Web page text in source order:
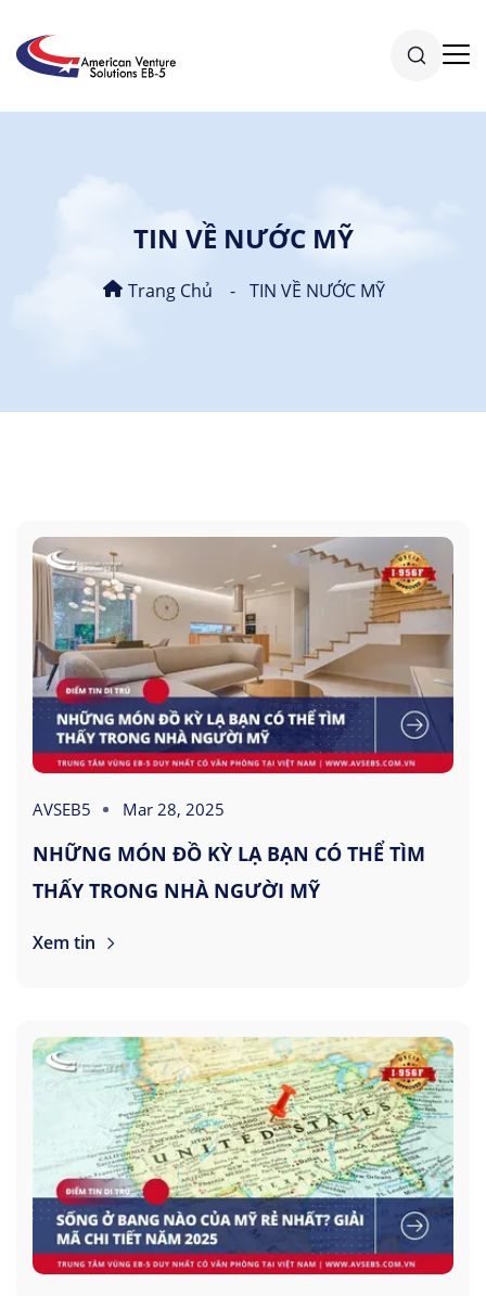
TIN VỀ NƯỚC MỸ
Trang Chủ TIN VỀ NƯỚC MỸ
AVSEB5 Mar 28, 2025
NHỮNG MÓN ĐỒ KỲ LẠ BẠN CÓ THỂ TÌM
THẤY TRONG NHÀ NGƯỜI MỸ
Xem tin